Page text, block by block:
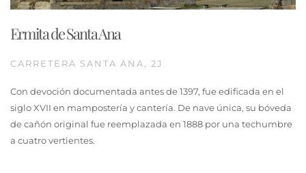
Ermita de Santa Ana
CARRETERA SANTA ANA, 2J
Con devoción documentada antes de 1397, fue edificada en el
siglo XVII en mampostería y cantería. De nave única, su bóveda
de cañón original fue reemplazada en 1888 por una techumbre
a cuatro vertientes.